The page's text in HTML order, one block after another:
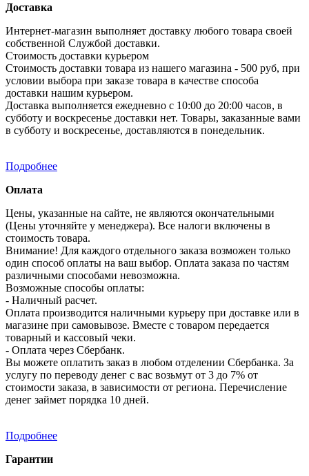
Доставка
Интернет-магазин выполняет доставку любого товара своей
собственной Службой доставки.
Стоимость доставки курьером
Стоимость доставки товара из нашего магазина - 500 руб, при
условии выбора при заказе товара в качестве способа
доставки нашим курьером.
Доставка выполняется ежедневно с 10:00 до 20:00 часов, в
субботу и воскресенье доставки нет. Товары, заказанные вами
в субботу и воскресенье, доставляются в понедельник.
Подробнее
Оплата
Цены, указанные на сайте, не являются окончательными
(Цены уточняйте у менеджера). Все налоги включены в
стоимость товара.
Внимание! Для каждого отдельного заказа возможен только
один способ оплаты на ваш выбор. Оплата заказа по частям
различными способами невозможна.
Возможные способы оплаты:
- Наличный расчет.
Оплата производится наличными курьеру при доставке или в
магазине при самовывозе. Вместе с товаром передается
товарный и кассовый чеки.
- Оплата через Сбербанк.
Вы можете оплатить заказ в любом отделении Сбербанка. За
услугу по переводу денег с вас возьмут от 3 до 7% от
стоимости заказа, в зависимости от региона. Перечисление
денег займет порядка 10 дней.
Подробнее
Гарантии